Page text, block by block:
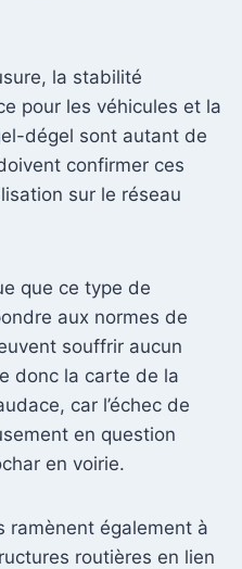
la stabilité
pour les véhicules et la
dégel sont autant de
confirmer ces
sur le réseau
que ce type de
aux normes de
souffrir aucun
donc la carte de la
car l’échec de
en question
en voirie.
ramènent également à
routières en lien